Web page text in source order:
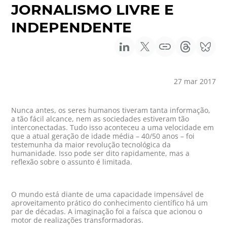
JORNALISMO LIVRE E
INDEPENDENTE
27 mar 2017
Nunca antes, os seres humanos tiveram tanta informação,
a tão fácil alcance, nem as sociedades estiveram tão
interconectadas. Tudo isso aconteceu a uma velocidade em
que a atual geração de idade média – 40/50 anos – foi
testemunha da maior revolução tecnológica da
humanidade. Isso pode ser dito rapidamente, mas a
reflexão sobre o assunto é limitada.
O mundo está diante de uma capacidade impensável de
aproveitamento prático do conhecimento científico há um
par de décadas. A imaginação foi a faísca que acionou o
motor de realizações transformadoras.